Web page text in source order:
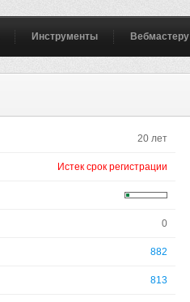
Инструменты Вебмастеру
20 лет
Истек срок регистрации
0
882
813